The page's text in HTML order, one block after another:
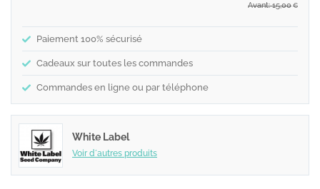
Avant: 15,00 €
Paiement 100% sécurisé
Cadeaux sur toutes les commandes
Commandes en ligne ou par téléphone
White Label
Voir d´autres produits